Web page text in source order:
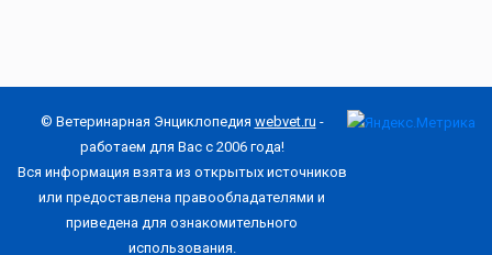
© Ветеринарная Энциклопедия webvet.ru -
работаем для Вас с 2006 года!
Вся информация взята из открытых источников
или предоставлена правообладателями и
приведена для ознакомительного
использования.